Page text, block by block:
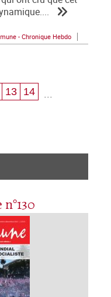
- Chronique Hebdo
13 14 ...